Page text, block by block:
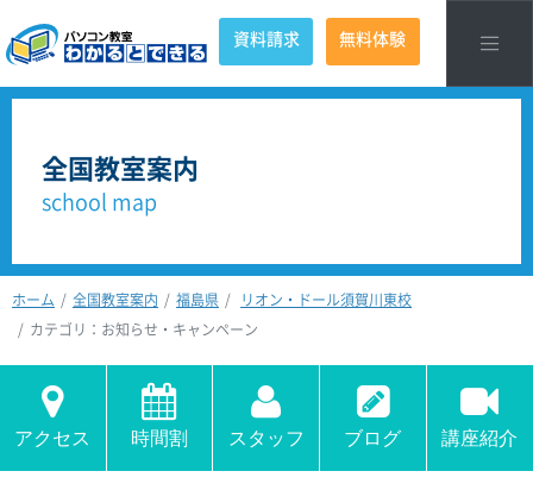
資料請求 無料体験
全国教室案内
school map
ホーム 全国教室案内 福島県
リオン・ドール須賀川東校
カテゴリ：お知らせ・キャンペーン
アクセス 時間割 スタッフ ブログ 講座紹介